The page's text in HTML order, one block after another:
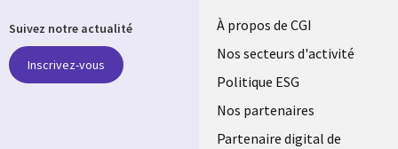
Useful
links
FRANCE
À propos de CGI
Nos secteurs d'activité
Politique ESG
Nos partenaires
Partenaire digital de
Suivez notre actualité
Inscrivez-vous